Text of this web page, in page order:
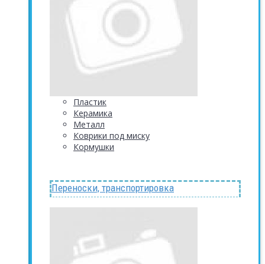
Пластик
Керамика
Металл
Коврики под миску
Кормушки
Переноски, транспортировка